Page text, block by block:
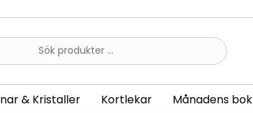
& Kristaller Kortlekar Månadens bok